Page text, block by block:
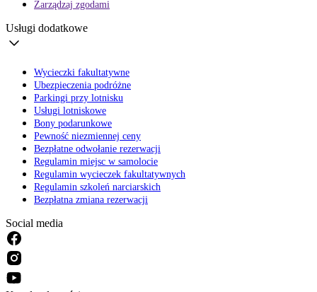
Zarządzaj zgodami
Usługi dodatkowe
Wycieczki fakultatywne
Ubezpieczenia podróżne
Parkingi przy lotnisku
Usługi lotniskowe
Bony podarunkowe
Pewność niezmiennej ceny
Bezpłatne odwołanie rezerwacji
Regulamin miejsc w samolocie
Regulamin wycieczek fakultatywnych
Regulamin szkoleń narciarskich
Bezpłatna zmiana rezerwacji
Social media